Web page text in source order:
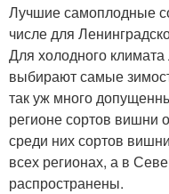
Лучшие самоплодные
числе для
Для холодного
выбирают самые
так уж много
регионе сортов вишни
среди них сортов
всех регионах, а в
распространены.